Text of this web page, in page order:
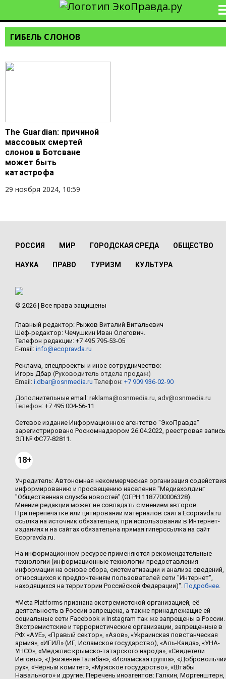
ГИБЕЛЬ СЛОНОВ
The Guardian: причиной
массовых смертей
слонов в Ботсване
может быть
катастрофа
29 ноября 2024, 10:59
РОССИЯ МИР ГОРОДСКАЯ СРЕДА ОБЩЕСТВО
НАУКА ПРАВО ТУРИЗМ КУЛЬТУРА
© 2026 | Все права защищены
Главный редактор: Рыжов Виталий Витальевич
Шеф-редактор: Чечушкин Иван Олегович.
Телефон редакции: +7 495 795-53-05
E-mail: info@ecopravda.ru
Реклама, спецпроекты и иное сотрудничество:
Игорь Дбар (Руководитель отдела продаж)
Email: i.dbar@osnmedia.ru Телефон: +7 909 936-02-90
Дополнительные email: reklama@osnmedia.ru, adv@osnmedia.ru
Телефон: +7 495 004-56-11
Сетевое издание Информационное агентство "ЭкоПравда"
зарегистрировано Роскомнадзором 26.04.2022, реестровая запись
ЭЛ № ФС77-82811.
18+
Учредитель: Автономная некоммерческая организация содействия
информированию и просвещению населения "Медиахолдинг
"Общественная служба новостей" (ОГРН 1187700006328).
Мнение редакции может не совпадать с мнением авторов.
При перепечатке или цитировании материалов сайта Ecopravda.ru
ссылка на источник обязательна, при использовании в Интернет-
изданиях и на сайтах обязательна прямая гиперссылка на сайт
Ecopravda.ru.
На информационном ресурсе применяются рекомендательные
технологии (информационные технологии предоставления
информации на основе сбора, систематизации и анализа сведений,
относящихся к предпочтениям пользователей сети "Интернет",
находящихся на территории Российской Федерации)". Подробнее.
*Meta Platforms признана экстремистской организацией, её
деятельность в России запрещена, а также принадлежащие ей
социальные сети Facebook и Instagram так же запрещены в России.
Экстремистские и террористические организации, запрещенные в
РФ: «АУЕ», «Правый сектор», «Азов», «Украинская повстанческая
армия», «ИГИЛ» (ИГ, Исламское государство), «Аль-Каида», «УНА-
УНСО», «Меджлис крымско-татарского народа», «Свидетели
Иеговы», «Движение Талибан», «Исламская группа»,
рух», «Чёрный комитет», «Мужское государство», «Штабы
Навального» и другие. Перечень иноагентов: Галкин, Моргенштерн,